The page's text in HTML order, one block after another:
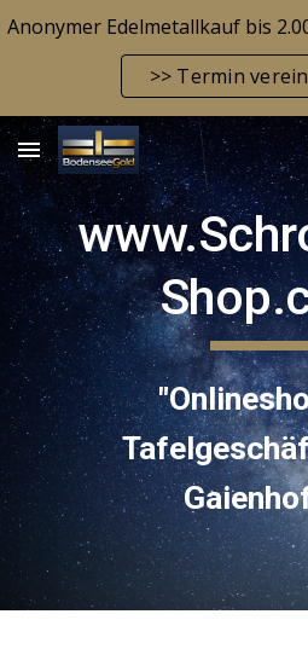
Skip to main content
>> Termin